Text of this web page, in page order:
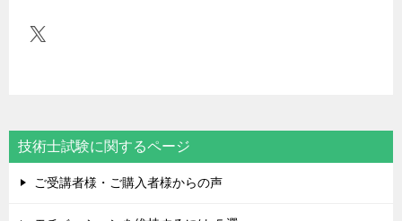
ン
X
技術士試験に関するページ
ご受講者様・ご購入者様からの声